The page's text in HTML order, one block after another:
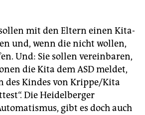
mit den Eltern einen Kita-
und, wenn die nicht wollen,
Und: Sie sollen vereinbaren,
die Kita dem ASD meldet,
des Kindes von Krippe/Kita
Die Heidelberger
gibt es doch auch